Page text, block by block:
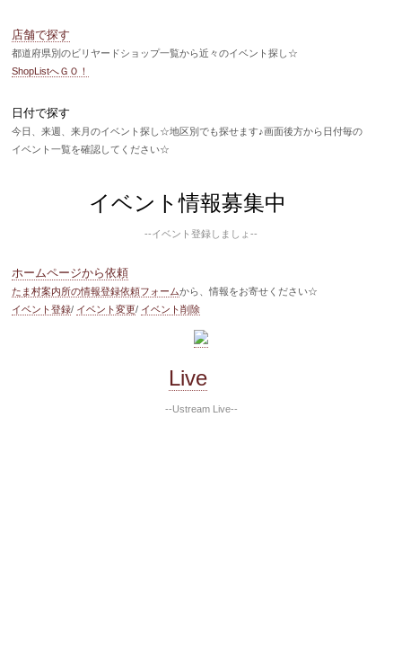
店舗で探す
都道府県別のビリヤードショップ一覧から近々のイベント探し☆
ShopListへＧＯ！
日付で探す
今日、来週、来月のイベント探し☆地区別でも探せます♪画面後方から日付毎の
イベント一覧を確認してください☆
イベント情報募集中
--イベント登録しましょ--
ホームページから依頼
たま村案内所の情報登録依頼フォームから、情報をお寄せください☆
イベント登録/ イベント変更/ イベント削除
Live
--Ustream Live--